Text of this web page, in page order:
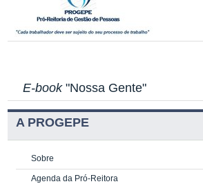
E-book"Nossa Gente"
A PROGEPE
Sobre
Agenda da Pró-Reitora